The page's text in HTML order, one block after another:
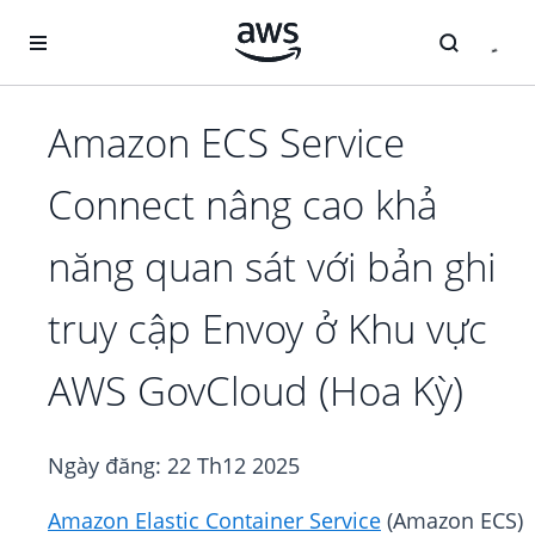
Amazon ECS Service
Connect nâng cao khả
năng quan sát với bản ghi
truy cập Envoy ở Khu vực
AWS GovCloud (Hoa Kỳ)
Ngày đăng: 22 Th12 2025
Amazon Elastic Container Service (Amazon ECS)